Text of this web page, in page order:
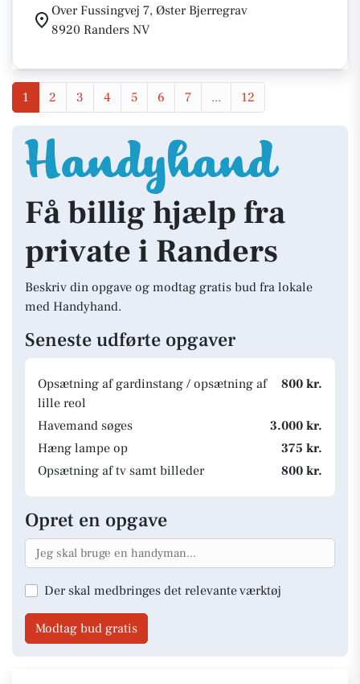
Over Fussingvej 7, Øster Bjerregrav
8920 Randers NV
1 2 3 4 5 6 7 ... 12
Få billig hjælp fra
private i Randers
Beskriv din opgave og modtag gratis bud fra lokale
med Handyhand.
Seneste udførte opgaver
Opsætning af gardinstang / opsætning af
lille reol
800 kr.
Havemand søges
3.000 kr.
Hæng lampe op
375 kr.
Opsætning af tv samt billeder
800 kr.
Opret en opgave
Der skal medbringes det relevante værktøj
Modtag bud gratis